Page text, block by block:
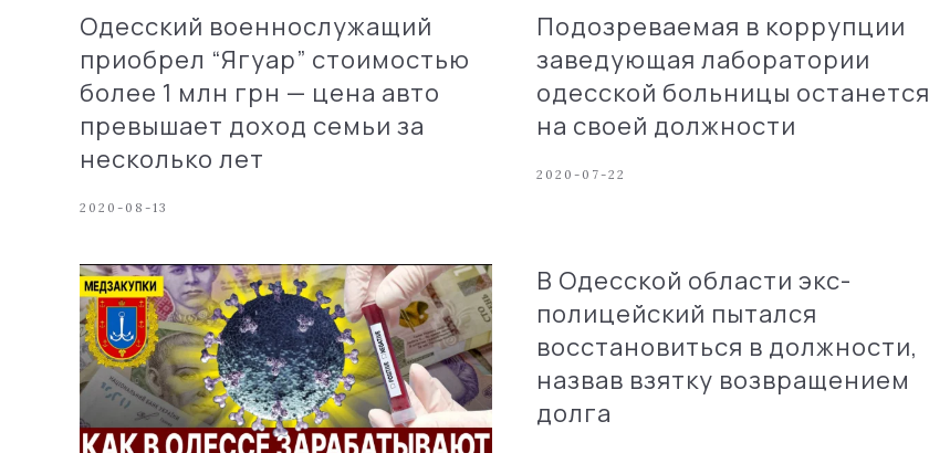
Одесский военнослужащий
приобрел “Ягуар” стоимостью
более 1 млн грн — цена авто
превышает доход семьи за
несколько лет
2020-08-13
Подозреваемая в коррупции
заведующая лаборатории
одесской больницы останется
на своей должности
2020-07-22
В Одесской области экс-
полицейский пытался
восстановиться в должности,
назвав взятку возвращением
долга